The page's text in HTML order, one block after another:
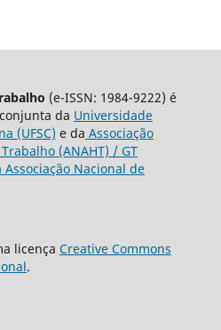
(e-ISSN: 1984-9222) é
da Universidade
(UFSC) e da Associação
(ANAHT) / GT
Nacional de
licença Creative Commons
.